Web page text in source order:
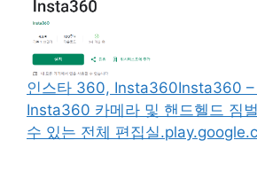
인스타 360, Insta360Insta360 –
Insta360 카메라 및 핸드헬드 짐
수 있는 전체 편집실